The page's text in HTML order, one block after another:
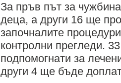
За пръв път за
деца, а други 16 ще
започналите
контролни прегледи.
подпомогнати за
други 4 ще бъде